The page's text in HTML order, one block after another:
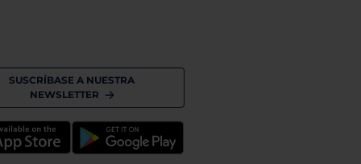
SUSCRÍBASE A NUESTRA
NEWSLETTER